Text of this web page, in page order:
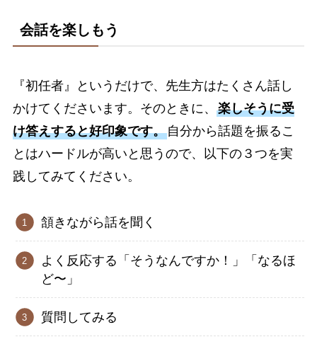
会話を楽しもう
『初任者』というだけで、先生方はたくさん話し
かけてくださいます。そのときに、 楽しそうに受
け答えすると好印象です。自分から話題を振るこ
とはハードルが高いと思うので、以下の３つを実
践してみてください。
頷きながら話を聞く
よく反応する「そうなんですか！」「なるほ
ど〜」
質問してみる